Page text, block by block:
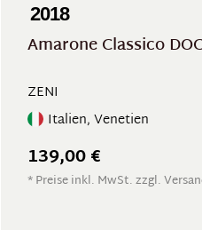
2018
Amarone Classico
ZENI
Italien, Venetien
139,00 €
* Preise inkl. MwSt. zzgl.